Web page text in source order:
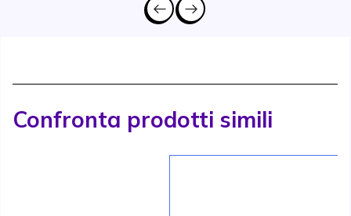
Confronta prodotti simili